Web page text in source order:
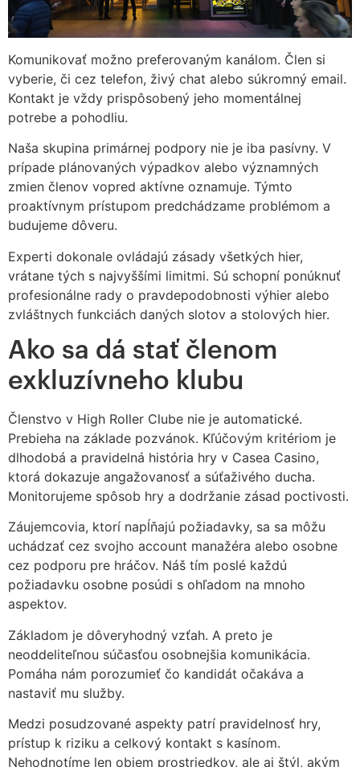
Komunikovať možno preferovaným kanálom. Člen si
vyberie, či cez telefon, živý chat alebo súkromný email.
Kontakt je vždy prispôsobený jeho momentálnej
potrebe a pohodliu.
Naša skupina primárnej podpory nie je iba pasívny. V
prípade plánovaných výpadkov alebo významných
zmien členov vopred aktívne oznamuje. Týmto
proaktívnym prístupom predchádzame problémom a
budujeme dôveru.
Experti dokonale ovládajú zásady všetkých hier,
vrátane tých s najvyššími limitmi. Sú schopní ponúknuť
profesionálne rady o pravdepodobnosti výhier alebo
zvláštnych funkciách daných slotov a stolových hier.
Ako sa dá stať členom
exkluzívneho klubu
Členstvo v High Roller Clube nie je automatické.
Prebieha na základe pozvánok. Kľúčovým kritériom je
dlhodobá a pravidelná história hry v Casea Casino,
ktorá dokazuje angažovanosť a súťaživého ducha.
Monitorujeme spôsob hry a dodržanie zásad poctivosti.
Záujemcovia, ktorí napĺňajú požiadavky, sa sa môžu
uchádzať cez svojho account manažéra alebo osobne
cez podporu pre hráčov. Náš tím poslé každú
požiadavku osobne posúdi s ohľadom na mnoho
aspektov.
Základom je dôveryhodný vzťah. A preto je
neoddeliteľnou súčasťou osobnejšia komunikácia.
Pomáha nám porozumieť čo kandidát očakáva a
nastaviť mu služby.
Medzi posudzované aspekty patrí pravidelnosť hry,
prístup k riziku a celkový kontakt s kasínom.
Nehodnotíme len objem prostriedkov, ale aj štýl, akým